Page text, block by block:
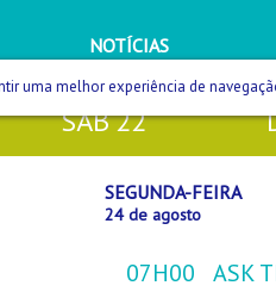
NOTÍCIAS
SÁB22
SEGUNDA-FEIRA
24 de agosto
07H00 ASK
uma melhor experiência de